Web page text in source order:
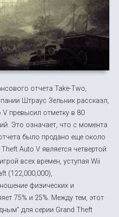
отчета Take-Two,
Штраус Зельник рассказл,
превысил отметку в 80
Это означает, что с момента
было продано еще около
Auto V является четвертой
всех времен, уступая Wii
(122,000,000),
физических и
75% и 25%. Между тем, этот
для серии Grand Theft